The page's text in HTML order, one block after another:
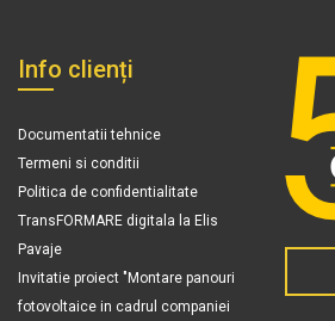
Info clienți
Documentatii tehnice
Termeni si conditii
Politica de confidentialitate
TransFORMARE digitala la Elis
Pavaje
Invitatie proiect "Montare panouri
fotovoltaice in cadrul companiei